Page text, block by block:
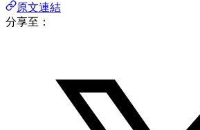
原文連結
分享至：